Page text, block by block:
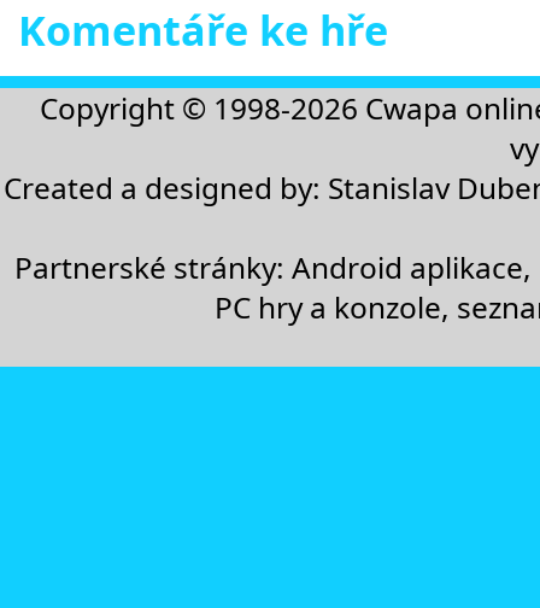
Komentáře ke hře
Copyright © 1998-2026 Cwapa
Created a designed by: Stanislav
Partnerské stránky:Android aplikace,
PC hry a konzole,